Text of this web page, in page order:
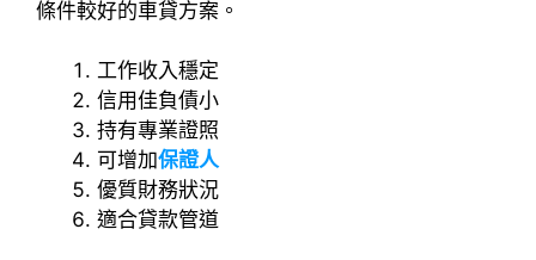
條件較好的車貸方案。
工作收入穩定
信用佳負債小
持有專業證照
可增加保證人
優質財務狀況
適合貸款管道